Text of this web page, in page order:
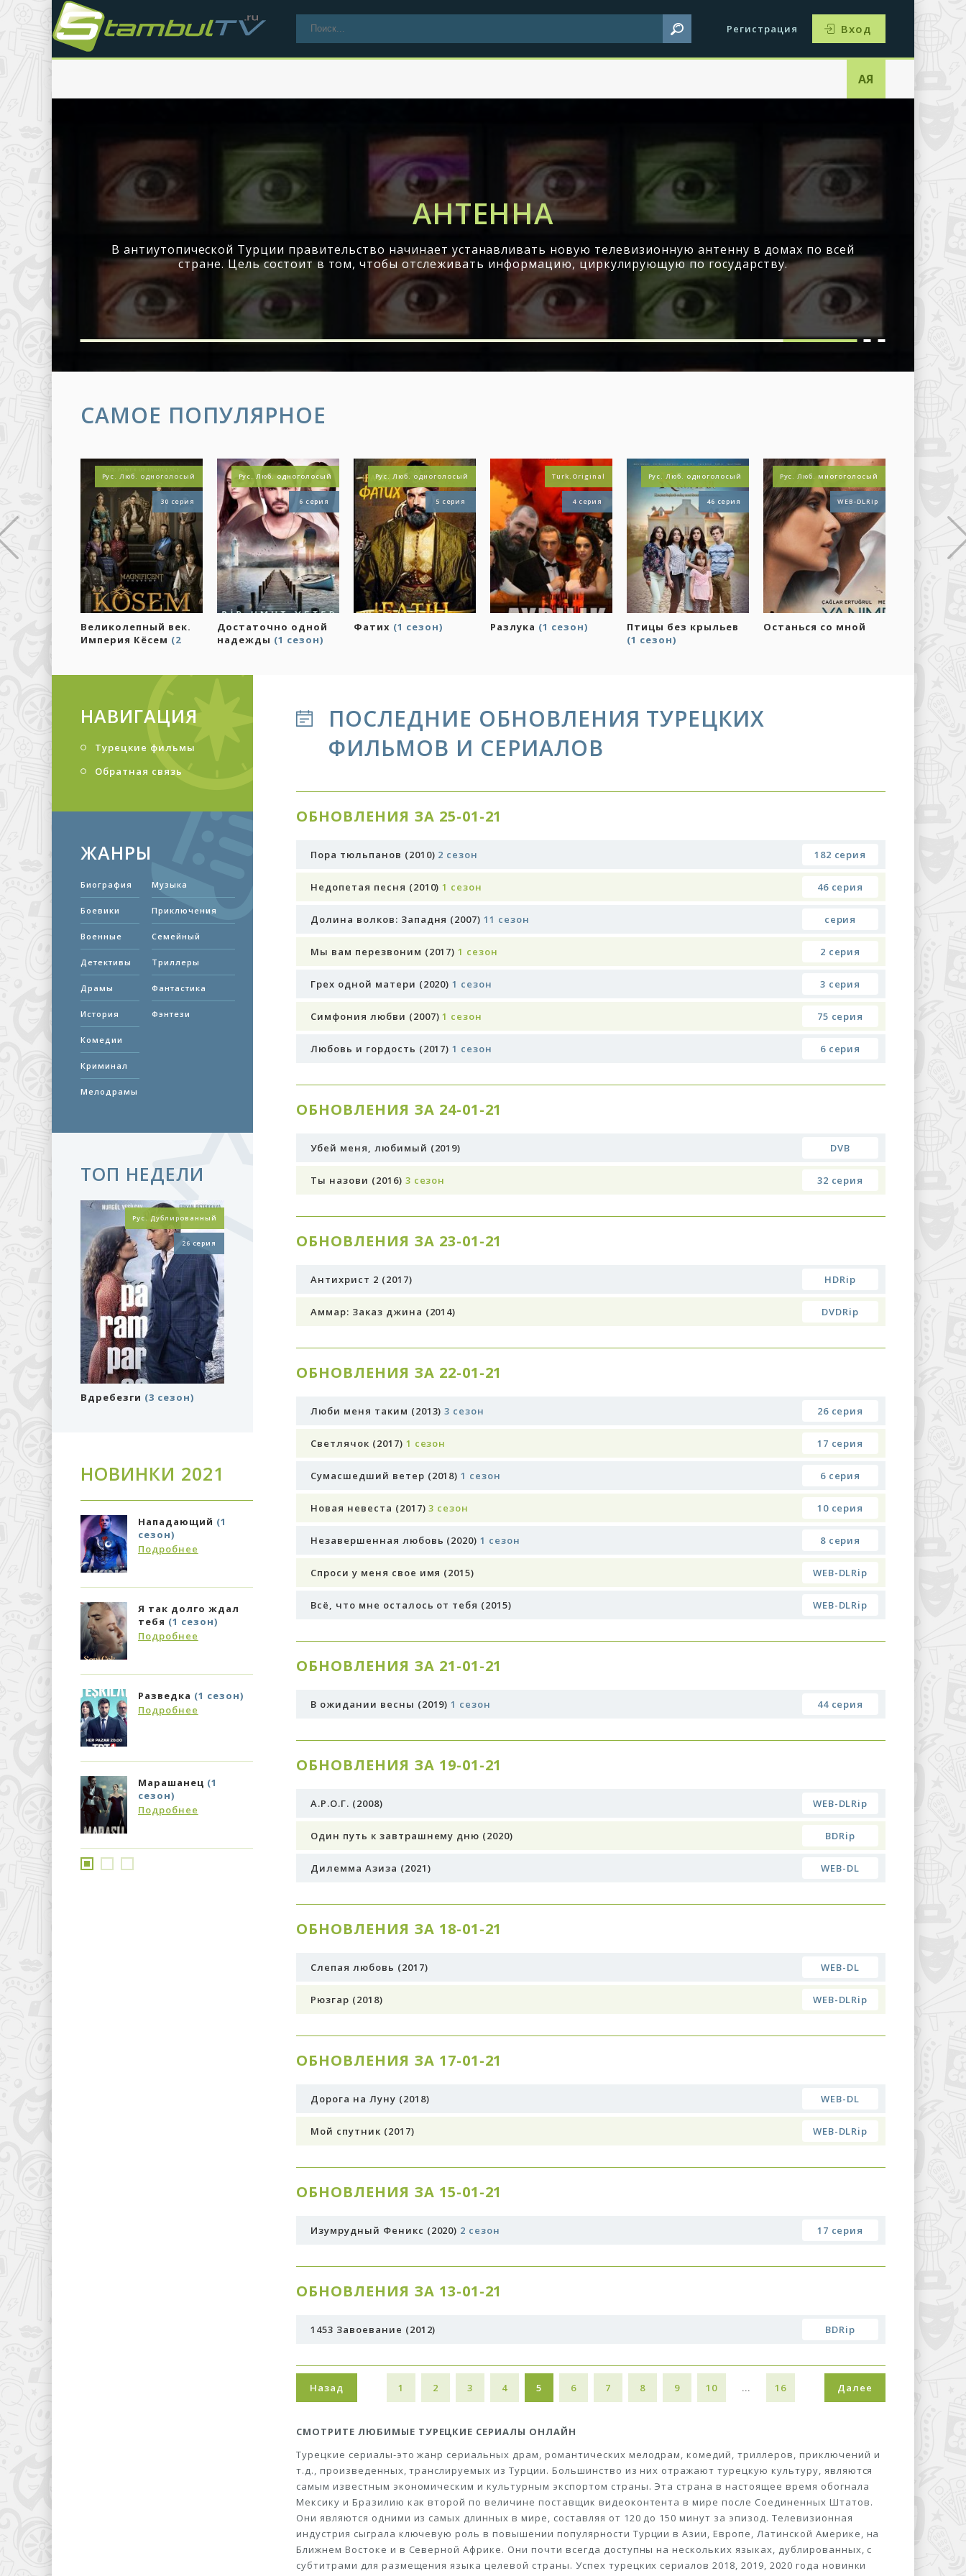
Регистрация Вход
АЯ
АНТЕННА
В антиутопической Турции правительство начинает устанавливать новую телевизионную антенну в домах по всей
стране. Цель состоит в том, чтобы отслеживать информацию, циркулирующую по государству.
САМОЕ ПОПУЛЯРНОЕ
Рус. Люб. одноголосый
30 серия
Великолепный век.
Империя Кёсем (2
Рус. Люб. одноголосый
6 серия
Достаточно одной
надежды (1 сезон)
Рус. Люб. одноголосый
5 серия
Фатих (1 сезон)
Turk.Original
4 серия
Разлука (1 сезон)
Рус. Люб. одноголосый
46 серия
Птицы без крыльев
(1 сезон)
Рус. Люб. многоголосый
WEB-DLRip
Останься со мной
ПОСЛЕДНИЕ ОБНОВЛЕНИЯ ТУРЕЦКИХ
ФИЛЬМОВ И СЕРИАЛОВ
ОБНОВЛЕНИЯ ЗА 25-01-21
Пора тюльпанов (2010) 2 сезон 182 серия
Недопетая песня (2010) 1 сезон 46 серия
Долина волков: Западня (2007) 11 сезон серия
Мы вам перезвоним (2017) 1 сезон 2 серия
Грех одной матери (2020) 1 сезон 3 серия
Симфония любви (2007) 1 сезон 75 серия
Любовь и гордость (2017) 1 сезон 6 серия
ОБНОВЛЕНИЯ ЗА 24-01-21
Убей меня, любимый (2019) DVB
Ты назови (2016) 3 сезон 32 серия
ОБНОВЛЕНИЯ ЗА 23-01-21
Антихрист 2 (2017) HDRip
Аммар: Заказ джина (2014) DVDRip
ОБНОВЛЕНИЯ ЗА 22-01-21
Люби меня таким (2013) 3 сезон 26 серия
Светлячок (2017) 1 сезон 17 серия
Сумасшедший ветер (2018) 1 сезон 6 серия
Новая невеста (2017) 3 сезон 10 серия
Незавершенная любовь (2020) 1 сезон 8 серия
Спроси у меня свое имя (2015) WEB-DLRip
Всё, что мне осталось от тебя (2015) WEB-DLRip
ОБНОВЛЕНИЯ ЗА 21-01-21
В ожидании весны (2019) 1 сезон 44 серия
ОБНОВЛЕНИЯ ЗА 19-01-21
А.Р.О.Г. (2008) WEB-DLRip
Один путь к завтрашнему дню (2020) BDRip
Дилемма Азиза (2021) WEB-DL
ОБНОВЛЕНИЯ ЗА 18-01-21
Слепая любовь (2017) WEB-DL
Рюзгар (2018) WEB-DLRip
ОБНОВЛЕНИЯ ЗА 17-01-21
Дорога на Луну (2018) WEB-DL
Мой спутник (2017) WEB-DLRip
ОБНОВЛЕНИЯ ЗА 15-01-21
Изумрудный Феникс (2020) 2 сезон 17 серия
ОБНОВЛЕНИЯ ЗА 13-01-21
1453 Завоевание (2012) BDRip
Назад 1 2 3 4 5 6 7 8 9 10 ... 16 Далее
СМОТРИТЕ ЛЮБИМЫЕ ТУРЕЦКИЕ СЕРИАЛЫ ОНЛАЙН
Турецкие сериалы-это жанр сериальных драм, романтических мелодрам, комедий, триллеров, приключений и
т.д., произведенных, транслируемых из Турции. Большинство из них отражают турецкую культуру, являются
самым известным экономическим и культурным экспортом страны. Эта страна в настоящее время обогнала
Мексику и Бразилию как второй по величине поставщик видеоконтента в мире после Соединенных Штатов.
Они являются одними из самых длинных в мире, составляя от 120 до 150 минут за эпизод. Телевизионная
индустрия сыграла ключевую роль в повышении популярности Турции в Азии, Европе, Латинской Америке, на
Ближнем Востоке и в Северной Африке. Они почти всегда доступны на нескольких языках, дублированных, с
субтитрами для размещения языка целевой страны. Успех турецких сериалов 2018, 2019, 2020 года новинки
НАВИГАЦИЯ
Турецкие фильмы
Обратная связь
ЖАНРЫ
Биография
Боевики
Военные
Детективы
Драмы
История
Комедии
Криминал
Мелодрамы
Музыка
Приключения
Семейный
Триллеры
Фантастика
Фэнтези
ТОП НЕДЕЛИ
Рус. Дублированный
26 серия
Вдребезги (3 сезон)
НОВИНКИ 2021
Нападающий (1
сезон)
Подробнее
Я так долго ждал
тебя (1 сезон)
Подробнее
Разведка (1 сезон)
Подробнее
Марашанец (1
сезон)
Подробнее
Братья и сестры
сезон)
Последнее лето(1
господин(1 сезон)
Подробнее